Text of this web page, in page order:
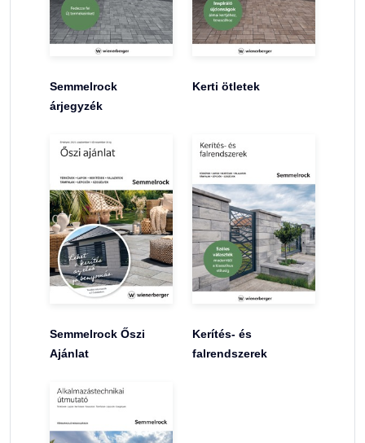
Semmelrock
árjegyzék
Kerti ötletek
Semmelrock Őszi
Ajánlat
Kerítés- és
falrendszerek